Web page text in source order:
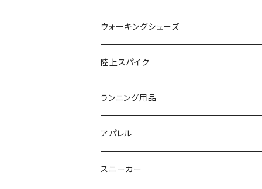
NISHI（ニシ）
FOOTMAX（フットマックス）
SIDAS（シダス）
MIZUNO（ミズノ）
THE NORTH FACE
asics
adidas
THE NORTH FACE
adidas
asics
YONEX
MIZUNO
new balance
On
VIKING
ウォーキングシューズ
YONEX
On
VIKING
陸上スパイク
asics
adidas
MIZUNO
ランニング用品
インソール
シダス
ソックス
アパレル
SAYSKY
スニーカー